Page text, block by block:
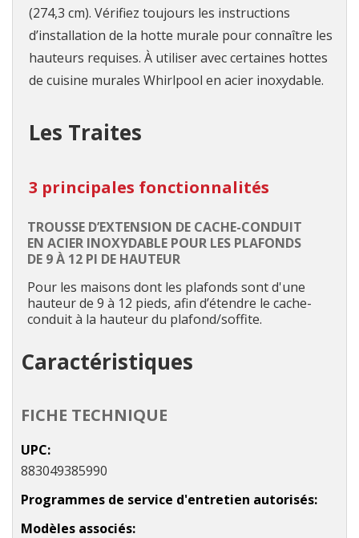
(274,3 cm). Vérifiez toujours les instructions
d’installation de la hotte murale pour connaître les
hauteurs requises. À utiliser avec certaines hottes
de cuisine murales Whirlpool en acier inoxydable.
Les Traites
3 principales fonctionnalités
TROUSSE D’EXTENSION DE CACHE-CONDUIT
EN ACIER INOXYDABLE POUR LES PLAFONDS
DE 9 À 12 PI DE HAUTEUR
Pour les maisons dont les plafonds sont d'une
hauteur de 9 à 12 pieds, afin d’étendre le cache-
conduit à la hauteur du plafond/soffite.
Caractéristiques
FICHE TECHNIQUE
UPC
883049385990
Programmes de service d'entretien autorisés
Modèles associés